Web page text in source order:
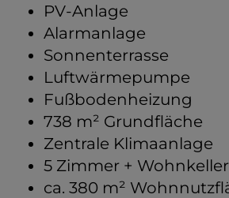
PV-Anlage
Alarmanlage
Sonnenterrasse
Luftwärmepumpe
Fußbodenheizung
738 m² Grundfläche
Zentrale Klimaanlage
5 Zimmer + Wohnkeller
ca. 380 m²